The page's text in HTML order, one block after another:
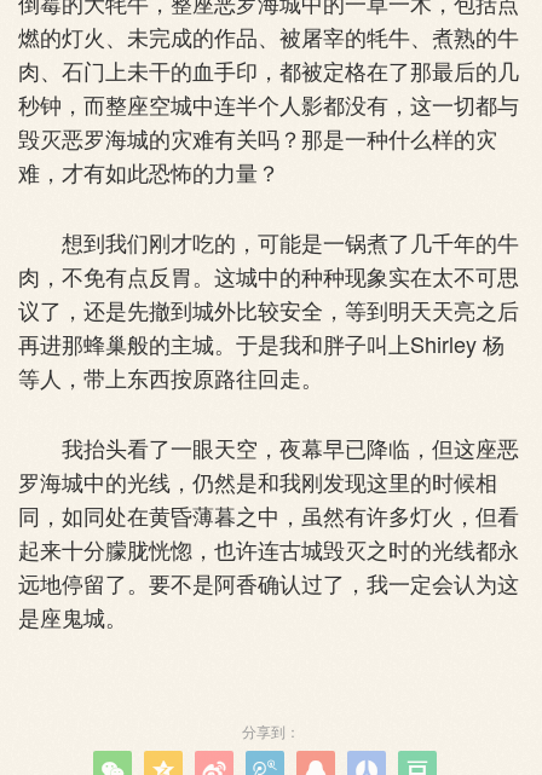
燃的灯火、未完成的作品、被屠宰的牦牛、煮熟的牛
肉、石门上未干的血手印，都被定格在了那最后的几
秒钟，而整座空城中连半个人影都没有，这一切都与
毁灭恶罗海城的灾难有关吗？那是一种什么样的灾
难，才有如此恐怖的力量？
想到我们刚才吃的，可能是一锅煮了几千年的牛
肉，不免有点反胃。这城中的种种现象实在太不可思
议了，还是先撤到城外比较安全，等到明天天亮之后
再进那蜂巢般的主城。于是我和胖子叫上Shirley 杨
等人，带上东西按原路往回走。
我抬头看了一眼天空，夜幕早已降临，但这座恶
罗海城中的光线，仍然是和我刚发现这里的时候相
同，如同处在黄昏薄暮之中，虽然有许多灯火，但看
起来十分朦胧恍惚，也许连古城毁灭之时的光线都永
远地停留了。要不是阿香确认过了，我一定会认为这
是座鬼城。
分享到：
      